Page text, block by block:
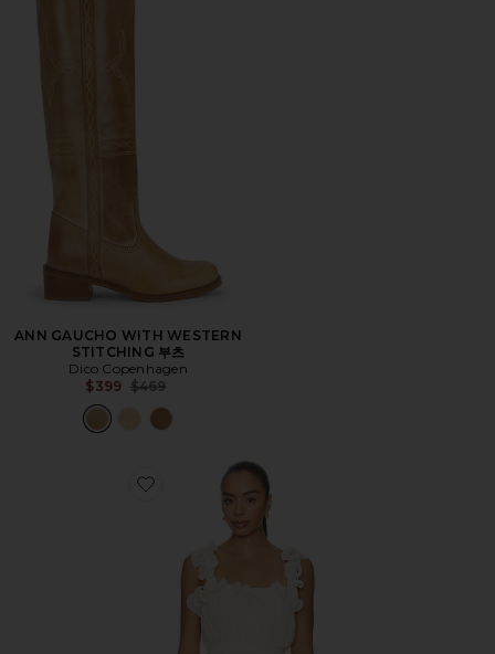
ANN GAUCHO WITH WESTERN
STITCHING 부츠
Dico Copenhagen
$399 Previous price:
$469
Favorite ILARIA 탑